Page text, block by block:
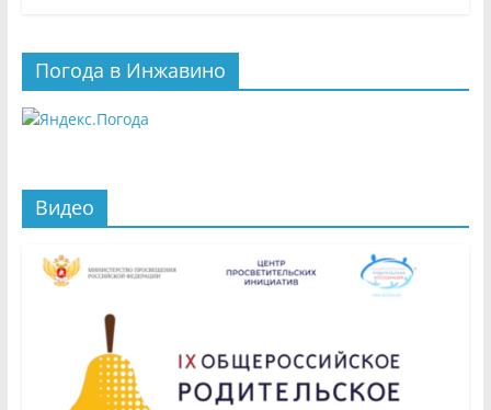
Погода в Инжавино
Видео